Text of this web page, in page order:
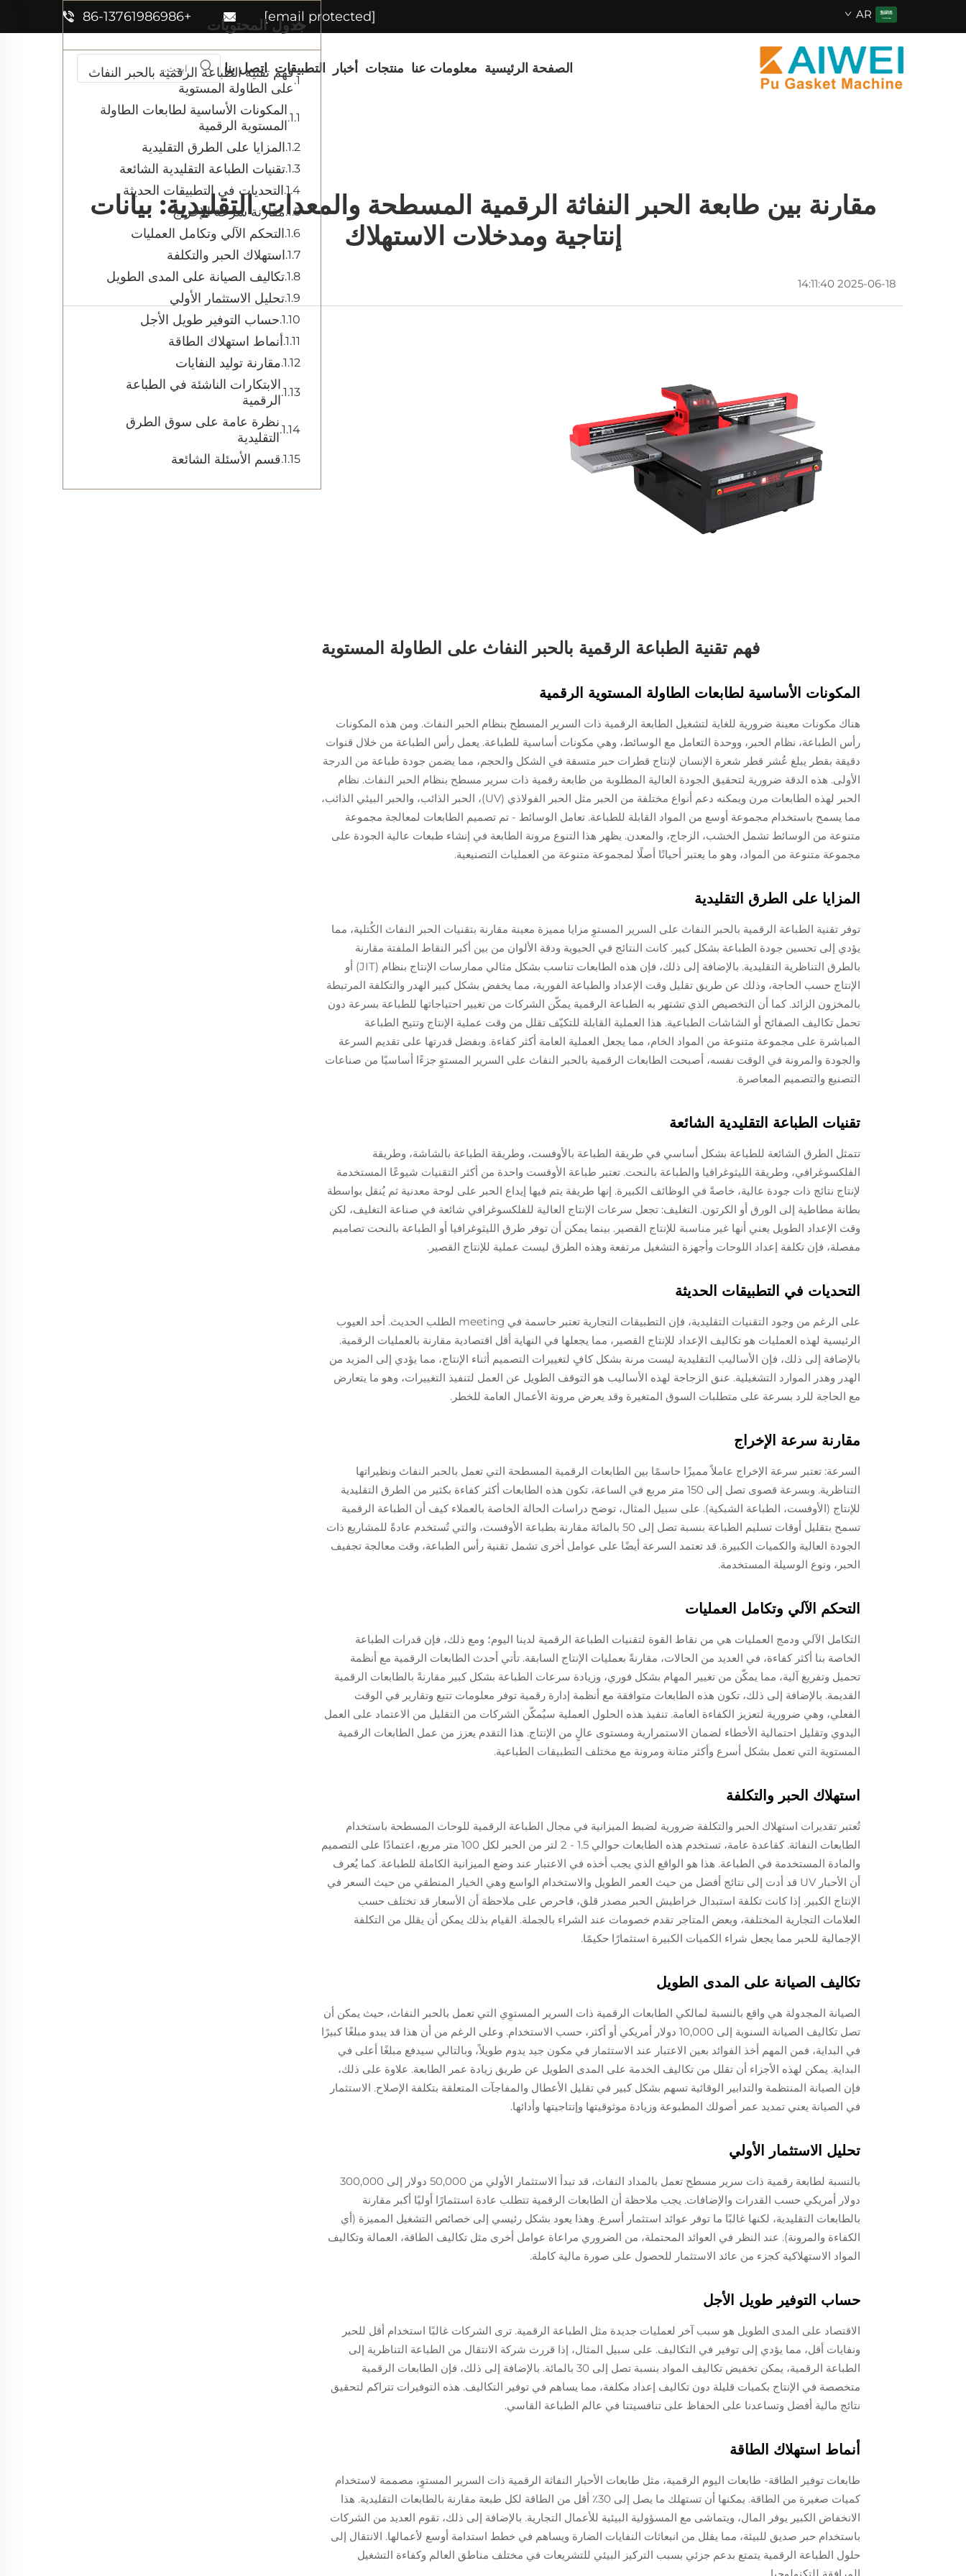
+86-13761986986 [email protected] AR
الصفحة الرئيسية معلومات عنا منتجات أخبار التطبيقات اتصل بنا
مقارنة بين طابعة الحبر النفاثة الرقمية المسطحة والمعدات التقليدية: بيانات
إنتاجية ومدخلات الاستهلاك
2025-06-18 14:11:40
فهم تقنية الطباعة الرقمية بالحبر النفاث على الطاولة المستوية
المكونات الأساسية لطابعات الطاولة المستوية الرقمية
هناك مكونات معينة ضرورية للغاية لتشغيل الطابعة الرقمية ذات السرير المسطح بنظام الحبر النفاث. ومن هذه المكونات
رأس الطباعة، نظام الحبر، ووحدة التعامل مع الوسائط، وهي مكونات أساسية للطباعة. يعمل رأس الطباعة من خلال قنوات
دقيقة بقطر يبلغ عُشر قطر شعرة الإنسان لإنتاج قطرات حبر متسقة في الشكل والحجم، مما يضمن جودة طباعة من الدرجة
الأولى. هذه الدقة ضرورية لتحقيق الجودة العالية المطلوبة من طابعة رقمية ذات سرير مسطح بنظام الحبر النفاث. نظام
الحبر لهذه الطابعات مرن ويمكنه دعم أنواع مختلفة من الحبر مثل الحبر الفولاذي (UV)، الحبر الذائب، والحبر البيئي الذائب،
مما يسمح باستخدام مجموعة أوسع من المواد القابلة للطباعة. تعامل الوسائط - تم تصميم الطابعات لمعالجة مجموعة
متنوعة من الوسائط تشمل الخشب، الزجاج، والمعدن. يظهر هذا التنوع مرونة الطابعة في إنشاء طبعات عالية الجودة على
مجموعة متنوعة من المواد، وهو ما يعتبر أحيانًا أصلًا لمجموعة متنوعة من العمليات التصنيعية.
المزايا على الطرق التقليدية
توفر تقنية الطباعة الرقمية بالحبر النفاث على السرير المستوِ مزايا مميزة معينة مقارنة بتقنيات الحبر النفاث الكُتلية، مما
يؤدي إلى تحسين جودة الطباعة بشكل كبير. كانت النتائج في الحيوية ودقة الألوان من بين أكبر النقاط الملفتة مقارنة
بالطرق التناظرية التقليدية. بالإضافة إلى ذلك، فإن هذه الطابعات تناسب بشكل مثالي ممارسات الإنتاج بنظام (JIT) أو
الإنتاج حسب الحاجة، وذلك عن طريق تقليل وقت الإعداد والطباعة الفورية، مما يخفض بشكل كبير الهدر والتكلفة المرتبطة
بالمخزون الزائد. كما أن التخصيص الذي تشتهر به الطباعة الرقمية يمكّن الشركات من تغيير احتياجاتها للطباعة بسرعة دون
تحمل تكاليف الصفائح أو الشاشات الطباعية. هذا العملية القابلة للتكيّف تقلل من وقت عملية الإنتاج وتتيح الطباعة
المباشرة على مجموعة متنوعة من المواد الخام، مما يجعل العملية العامة أكثر كفاءة. وبفضل قدرتها على تقديم السرعة
والجودة والمرونة في الوقت نفسه، أصبحت الطابعات الرقمية بالحبر النفاث على السرير المستوِ جزءًا أساسيًا من صناعات
التصنيع والتصميم المعاصرة.
تقنيات الطباعة التقليدية الشائعة
تتمثل الطرق الشائعة للطباعة بشكل أساسي في طريقة الطباعة بالأوفست، وطريقة الطباعة بالشاشة، وطريقة
الفلكسوغرافي، وطريقة الليثوغرافيا والطباعة بالنحت. تعتبر طباعة الأوفست واحدة من أكثر التقنيات شيوعًا المستخدمة
لإنتاج نتائج ذات جودة عالية، خاصةً في الوظائف الكبيرة. إنها طريقة يتم فيها إيداع الحبر على لوحة معدنية ثم يُنقل بواسطة
بطانة مطاطية إلى الورق أو الكرتون. التغليف: تجعل سرعات الإنتاج العالية للفلكسوغرافي شائعة في صناعة التغليف، لكن
وقت الإعداد الطويل يعني أنها غير مناسبة للإنتاج القصير. بينما يمكن أن توفر طرق الليثوغرافيا أو الطباعة بالنحت تصاميم
مفصلة، فإن تكلفة إعداد اللوحات وأجهزة التشغيل مرتفعة وهذه الطرق ليست عملية للإنتاج القصير.
التحديات في التطبيقات الحديثة
على الرغم من وجود التقنيات التقليدية، فإن التطبيقات التجارية تعتبر حاسمة في meeting الطلب الحديث. أحد العيوب
الرئيسية لهذه العمليات هو تكاليف الإعداد للإنتاج القصير، مما يجعلها في النهاية أقل اقتصادية مقارنة بالعمليات الرقمية.
بالإضافة إلى ذلك، فإن الأساليب التقليدية ليست مرنة بشكل كافٍ لتغييرات التصميم أثناء الإنتاج، مما يؤدي إلى المزيد من
الهدر وهدر الموارد التشغيلية. عنق الزجاجة لهذه الأساليب هو التوقف الطويل عن العمل لتنفيذ التغييرات، وهو ما يتعارض
مع الحاجة للرد بسرعة على متطلبات السوق المتغيرة وقد يعرض مرونة الأعمال العامة للخطر.
مقارنة سرعة الإخراج
السرعة: تعتبر سرعة الإخراج عاملاً مميزًا حاسمًا بين الطابعات الرقمية المسطحة التي تعمل بالحبر النفاث ونظيراتها
التناظرية. وبسرعة قصوى تصل إلى 150 متر مربع في الساعة، تكون هذه الطابعات أكثر كفاءة بكثير من الطرق التقليدية
للإنتاج (الأوفست، الطباعة الشبكية). على سبيل المثال، توضح دراسات الحالة الخاصة بالعملاء كيف أن الطباعة الرقمية
تسمح بتقليل أوقات تسليم الطباعة بنسبة تصل إلى 50 بالمائة مقارنة بطباعة الأوفست، والتي تُستخدم عادةً للمشاريع ذات
الجودة العالية والكميات الكبيرة. قد تعتمد السرعة أيضًا على عوامل أخرى تشمل تقنية رأس الطباعة، وقت معالجة تجفيف
الحبر، ونوع الوسيلة المستخدمة.
التحكم الآلي وتكامل العمليات
التكامل الآلي ودمج العمليات هي من نقاط القوة لتقنيات الطباعة الرقمية لدينا اليوم؛ ومع ذلك، فإن قدرات الطباعة
الخاصة بنا أكثر كفاءة، في العديد من الحالات، مقارنةً بعمليات الإنتاج السابقة. تأتي أحدث الطابعات الرقمية مع أنظمة
تحميل وتفريغ آلية، مما يمكّن من تغيير المهام بشكل فوري، وزيادة سرعات الطباعة بشكل كبير مقارنةً بالطابعات الرقمية
القديمة. بالإضافة إلى ذلك، تكون هذه الطابعات متوافقة مع أنظمة إدارة رقمية توفر معلومات تتبع وتقارير في الوقت
الفعلي، وهي ضرورية لتعزيز الكفاءة العامة. تنفيذ هذه الحلول العملية سيُمكّن الشركات من التقليل من الاعتماد على العمل
اليدوي وتقليل احتمالية الأخطاء لضمان الاستمرارية ومستوى عالٍ من الإنتاج. هذا التقدم يعزز من عمل الطابعات الرقمية
المستوية التي تعمل بشكل أسرع وأكثر متانة ومرونة مع مختلف التطبيقات الطباعية.
استهلاك الحبر والتكلفة
تُعتبر تقديرات استهلاك الحبر والتكلفة ضرورية لضبط الميزانية في مجال الطباعة الرقمية للوحات المسطحة باستخدام
الطابعات النفاثة. كقاعدة عامة، تستخدم هذه الطابعات حوالي 1.5 - 2 لتر من الحبر لكل 100 متر مربع، اعتمادًا على التصميم
والمادة المستخدمة في الطباعة. هذا هو الواقع الذي يجب أخذه في الاعتبار عند وضع الميزانية الكاملة للطباعة. كما يُعرف
أن الأحبار UV قد أدت إلى نتائج أفضل من حيث العمر الطويل والاستخدام الواسع وهي الخيار المنطقي من حيث السعر في
الإنتاج الكبير. إذا كانت تكلفة استبدال خراطيش الحبر مصدر قلق، فاحرص على ملاحظة أن الأسعار قد تختلف حسب
العلامات التجارية المختلفة، وبعض المتاجر تقدم خصومات عند الشراء بالجملة. القيام بذلك يمكن أن يقلل من التكلفة
الإجمالية للحبر مما يجعل شراء الكميات الكبيرة استثمارًا حكيمًا.
تكاليف الصيانة على المدى الطويل
الصيانة المجدولة هي واقع بالنسبة لمالكي الطابعات الرقمية ذات السرير المستوِي التي تعمل بالحبر النفاث، حيث يمكن أن
تصل تكاليف الصيانة السنوية إلى 10,000 دولار أمريكي أو أكثر، حسب الاستخدام. وعلى الرغم من أن هذا قد يبدو مبلغًا كبيرًا
في البداية، فمن المهم أخذ الفوائد بعين الاعتبار عند الاستثمار في مكون جيد يدوم طويلاً، وبالتالي سيدفع مبلغًا أعلى في
البداية. يمكن لهذه الأجزاء أن تقلل من تكاليف الخدمة على المدى الطويل عن طريق زيادة عمر الطابعة. علاوة على ذلك،
فإن الصيانة المنتظمة والتدابير الوقائية تسهم بشكل كبير في تقليل الأعطال والمفاجآت المتعلقة بتكلفة الإصلاح. الاستثمار
في الصيانة يعني تمديد عمر أصولك المطبوعة وزيادة موثوقيتها وإنتاجيتها وأدائها.
تحليل الاستثمار الأولي
بالنسبة لطابعة رقمية ذات سرير مسطح تعمل بالمداد النفاث، قد تبدأ الاستثمار الأولي من 50,000 دولار إلى 300,000
دولار أمريكي حسب القدرات والإضافات. يجب ملاحظة أن الطابعات الرقمية تتطلب عادة استثمارًا أوليًا أكبر مقارنة
بالطابعات التقليدية، لكنها غالبًا ما توفر عوائد استثمار أسرع. وهذا يعود بشكل رئيسي إلى خصائص التشغيل المميزة (أي
الكفاءة والمرونة). عند النظر في العوائد المحتملة، من الضروري مراعاة عوامل أخرى مثل تكاليف الطاقة، العمالة وتكاليف
المواد الاستهلاكية كجزء من عائد الاستثمار للحصول على صورة مالية كاملة.
حساب التوفير طويل الأجل
الاقتصاد على المدى الطويل هو سبب آخر لعمليات جديدة مثل الطباعة الرقمية. ترى الشركات غالبًا استخدام أقل للحبر
ونفايات أقل، مما يؤدي إلى توفير في التكاليف. على سبيل المثال، إذا قررت شركة الانتقال من الطباعة التناظرية إلى
الطباعة الرقمية، يمكن تخفيض تكاليف المواد بنسبة تصل إلى 30 بالمائة. بالإضافة إلى ذلك، فإن الطابعات الرقمية
متخصصة في الإنتاج بكميات قليلة دون تكاليف إعداد مكلفة، مما يساهم في توفير التكاليف. هذه التوفيرات تتراكم لتحقيق
نتائج مالية أفضل وتساعدنا على الحفاظ على تنافسيتنا في عالم الطباعة القاسي.
أنماط استهلاك الطاقة
طابعات توفير الطاقة- طابعات اليوم الرقمية، مثل طابعات الأحبار النفاثة الرقمية ذات السرير المستوِ، مصممة لاستخدام
كميات صغيرة من الطاقة. يمكنها أن تستهلك ما يصل إلى 30٪ أقل من الطاقة لكل طبعة مقارنة بالطابعات التقليدية. هذا
الانخفاض الكبير يوفر المال، ويتماشى مع المسؤولية البيئية للأعمال التجارية. بالإضافة إلى ذلك، تقوم العديد من الشركات
باستخدام حبر صديق للبيئة، مما يقلل من انبعاثات النفايات الضارة ويساهم في خطط استدامة أوسع لأعمالها. الانتقال إلى
حلول الطباعة الرقمية يتمتع بدعم جزئي بسبب التركيز البيئي للتشريعات في مختلف مناطق العالم وكفاءة التشغيل
المرافقة للتكنولوجيا.
جدول المحتويات
فهم تقنية الطباعة الرقمية بالحبر النفاث
على الطاولة المستوية
المكونات الأساسية لطابعات الطاولة
المستوية الرقمية
المزايا على الطرق التقليدية
تقنيات الطباعة التقليدية الشائعة
التحديات في التطبيقات الحديثة
مقارنة سرعة الإخراج
التحكم الآلي وتكامل العمليات
استهلاك الحبر والتكلفة
تكاليف الصيانة على المدى الطويل
تحليل الاستثمار الأولي
حساب التوفير طويل الأجل
أنماط استهلاك الطاقة
مقارنة توليد النفايات
الابتكارات الناشئة في الطباعة
الرقمية
نظرة عامة على سوق الطرق
التقليدية
قسم الأسئلة الشائعة